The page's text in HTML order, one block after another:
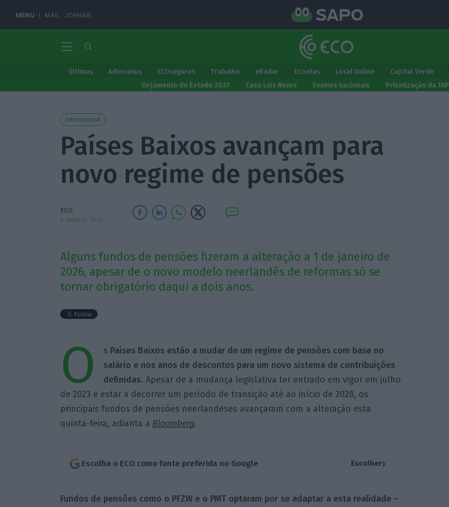
MENU MAIL JORNAIS
Últimas Advocatus ECOseguros Trabalho eRadar EContas Local Online Capital Verde
Orçamento do Estado 2027
Caso Luís Neves Exames nacionais Privatização da TAP
Internacional
Países Baixos avançam para
novo regime de pensões
ECO
2 Janeiro 2026
Alguns fundos de pensões fizeram a alteração a 1 de janeiro de
2026, apesar de o novo modelo neerlandês de reformas só se
tornar obrigatório daqui a dois anos.
O s Países Baixos estão a mudar de um regime de pensões com base no
salário e nos anos de descontos para um novo sistema de contribuições
definidas. Apesar de a mudança legislativa ter entrado em vigor em julho
de 2023 e estar a decorrer um período de transição até ao início de 2028, os
principais fundos de pensões neerlandeses avançaram com a alteração esta
quinta-feira, adianta a Bloomberg.
Escolha o ECO como fonte preferida no Google Escolher›
Fundos de pensões como o PFZW e o PMT optaram por se adaptar a esta realidade –